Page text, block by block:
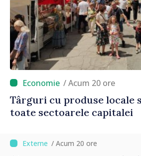
/ Acum 20 ore
Târguri cu produse locale
toate sectoarele capitalei
/ Acum 20 ore